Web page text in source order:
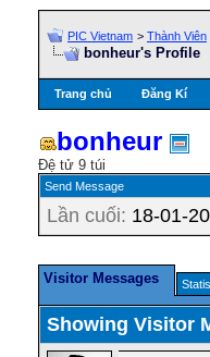
PIC Vietnam > Thành Viên
bonheur's Profile
Trang chủ Đăng Kí
bonheur
Đệ tử 9 túi
Send Message
Lần cuối: 18-01-
Visitor Messages
Showing Visitor